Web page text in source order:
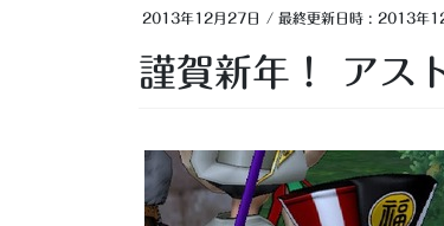
2013年12月27日 / 最終更新日時 : 2013年
謹賀新年！ アス